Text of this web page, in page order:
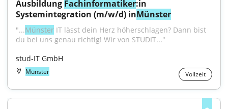
Ausbildung Fachinformatiker:in
Systemintegration (m/w/d) inMünster
"...Münster IT lässt dein Herz höherschlagen? Dann bist
du bei uns genau richtig! Wir von STUDIT..."
stud-IT GmbH
Münster Vollzeit